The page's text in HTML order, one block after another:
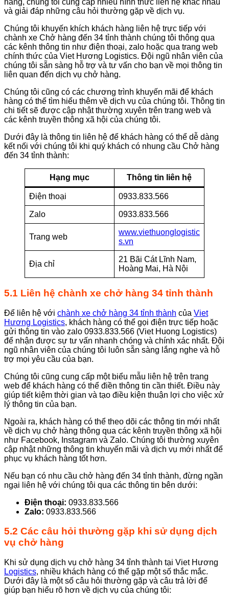
hàng, chúng tôi cung cấp nhiều hình thức liên hệ khác nhau
và giải đáp những câu hỏi thường gặp về dịch vụ.
Chúng tôi khuyến khích khách hàng liên hệ trực tiếp với
chành xe Chở hàng đến 34 tỉnh thành chúng tôi thông qua
các kênh thông tin như điện thoại, zalo hoặc qua trang web
chính thức của Viet Hương Logistics. Đội ngũ nhân viên của
chúng tôi sẵn sàng hỗ trợ và tư vấn cho bạn về mọi thông tin
liên quan đến dịch vụ chở hàng.
Chúng tôi cũng có các chương trình khuyến mãi để khách
hàng có thể tìm hiểu thêm về dịch vụ của chúng tôi. Thông tin
chi tiết sẽ được cập nhật thường xuyên trên trang web và
các kênh truyền thông xã hội của chúng tôi.
Dưới đây là thông tin liên hệ để khách hàng có thể dễ dàng
kết nối với chúng tôi khi quý khách có nhung cầu Chở hàng
đến 34 tỉnh thành:
Hạng mục Thông tin liên hệ
Điện thoại 0933.833.566
Zalo 0933.833.566
Trang web
www.viethuonglogistic
s.vn
Địa chỉ
21 Bãi Cát Lĩnh Nam,
Hoàng Mai, Hà Nội
5.1 Liên hệ chành xe chở hàng 34 tỉnh thành
Để liên hệ với chành xe chở hàng 34 tỉnh thành của Viet
Hương Logistics, khách hàng có thể gọi điện trực tiếp hoặc
gửi thông tin vào zalo 0933.833.566 (Viet Huong Logistics)
để nhận được sự tư vấn nhanh chóng và chính xác nhất. Đội
ngũ nhân viên của chúng tôi luôn sẵn sàng lắng nghe và hỗ
trợ mọi yêu cầu của bạn.
Chúng tôi cũng cung cấp một biểu mẫu liên hệ trên trang
web để khách hàng có thể điền thông tin cần thiết. Điều này
giúp tiết kiệm thời gian và tạo điều kiện thuận lợi cho việc xử
lý thông tin của bạn.
Ngoài ra, khách hàng có thể theo dõi các thông tin mới nhất
về dịch vụ chở hàng thông qua các kênh truyền thông xã hội
như Facebook, Instagram và Zalo. Chúng tôi thường xuyên
cập nhật những thông tin khuyến mãi và dịch vụ mới nhất để
phục vụ khách hàng tốt hơn.
Nếu bạn có nhu cầu chở hàng đến 34 tỉnh thành, đừng ngần
ngại liên hệ với chúng tôi qua các thông tin bên dưới:
Điện thoại: 0933.833.566
Zalo: 0933.833.566
5.2 Các câu hỏi thường gặp khi sử dụng dịch
vụ chở hàng
Khi sử dụng dịch vụ chở hàng 34 tỉnh thành tại Viet Hương
Logistics, nhiều khách hàng có thể gặp một số thắc mắc.
Dưới đây là một số câu hỏi thường gặp và câu trả lời để
giúp bạn hiểu rõ hơn về dịch vụ của chúng tôi: